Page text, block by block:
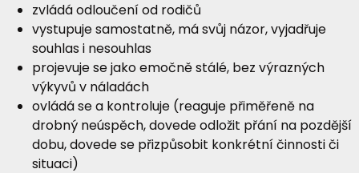
zvládá odloučení od rodičů
vystupuje samostatně, má svůj názor, vyjadřuje
souhlas i nesouhlas
projevuje se jako emočně stálé, bez výrazných
výkyvů v náladách
ovládá se a kontroluje (reaguje přiměřeně na
drobný neúspěch, dovede odložit přání na pozdější
dobu, dovede se přizpůsobit konkrétní činnosti či
situaci)